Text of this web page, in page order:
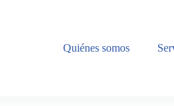
Quiénes somos